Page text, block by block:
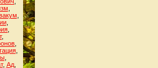
,
,
,
,
, Ад,